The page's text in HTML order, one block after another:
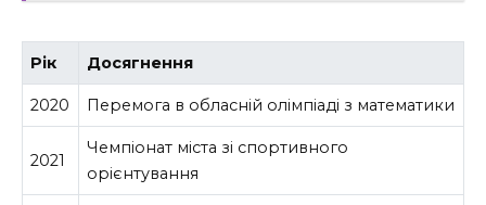
Рік Досягнення
2020 Перемога в обласній олімпіаді з математики
2021
Чемпіонат міста зі спортивного
орієнтування